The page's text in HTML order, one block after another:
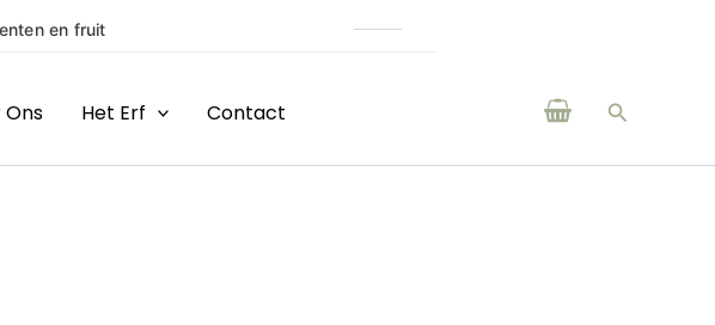
en fruit
Het Erf Contact Zoeken